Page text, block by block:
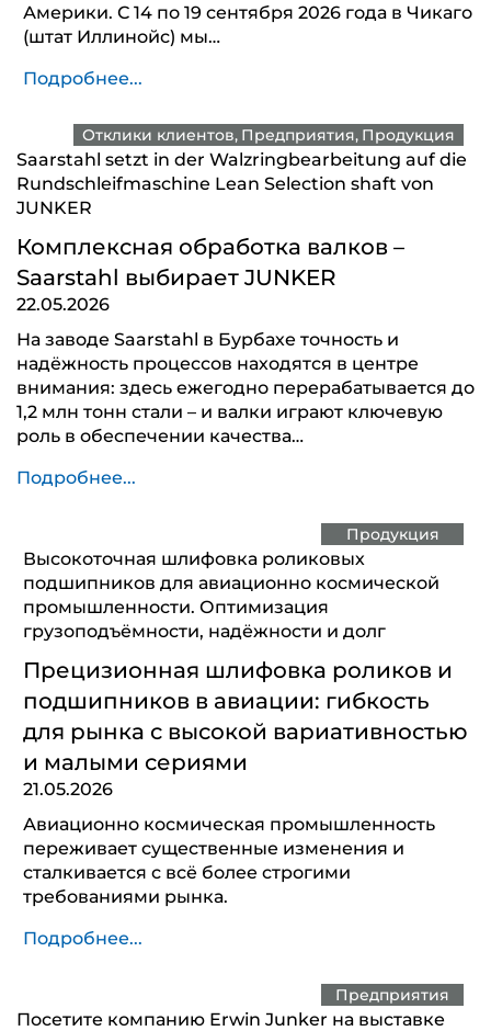
Америки. С 14 по 19 сентября 2026 года в Чикаго
(штат Иллинойс) мы…
Подробнее...
Отклики клиентов Предприятия Продукция
Saarstahl setzt in der Walzringbearbeitung auf die
Rundschleifmaschine Lean Selection shaft von
JUNKER
Комплексная обработка валков –
Saarstahl выбирает JUNKER
22.05.2026
На заводе Saarstahl в Бурбахе точность и
надёжность процессов находятся в центре
внимания: здесь ежегодно перерабатывается до
1,2 млн тонн стали – и валки играют ключевую
роль в обеспечении качества…
Подробнее...
Продукция
Высокоточная шлифовка роликовых
подшипников для авиационно космической
промышленности. Оптимизация
грузоподъёмности, надёжности и долг
Прецизионная шлифовка роликов и
подшипников в авиации: гибкость
для рынка с высокой вариативностью
и малыми сериями
21.05.2026
Авиационно космическая промышленность
переживает существенные изменения и
сталкивается с всё более строгими
требованиями рынка.
Подробнее...
Предприятия
Посетите компанию Erwin Junker на выставке